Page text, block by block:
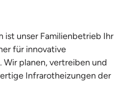
ist unser Familienbetrieb Ihr
für innovative
planen, vertreiben und
Infrarotheizungen der